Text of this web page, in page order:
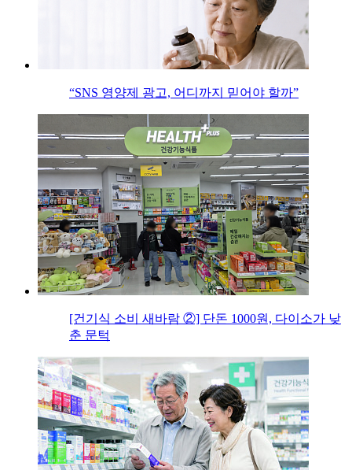
“SNS 영양제 광고, 어디까지 믿어야 할까”
[건기식 소비 새바람 ②] 단돈 1000원, 다이소가 낮
춘 문턱